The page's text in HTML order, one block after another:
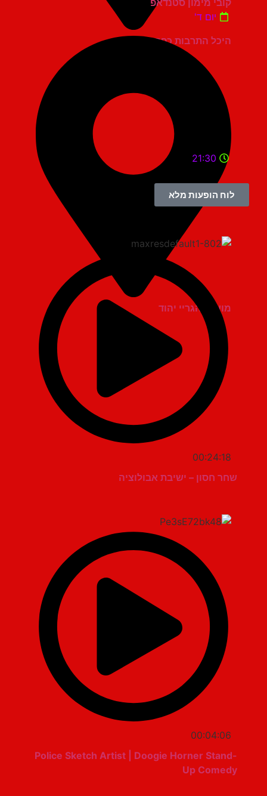
היכל התרבות כפר סבא
קובי מימון סטנדאפ
יום ד'
מועדון הגריי יהוד
21:30
לוח הופעות מלא
00:24:18
שחר חסון – ישיבת אבולוציה
00:04:06
Police Sketch Artist | Doogie Horner Stand-
Up Comedy